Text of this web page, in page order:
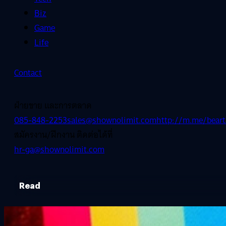
Biz
Game
Life
Contact
ฝ่ายขาย และการตลาด
085-848-2253sales@shownolimit.comhttp://m.me/
สมัครงาน/ฝึกงาน ติดต่อได้ที่
hr-ga@shownolimit.com
Read